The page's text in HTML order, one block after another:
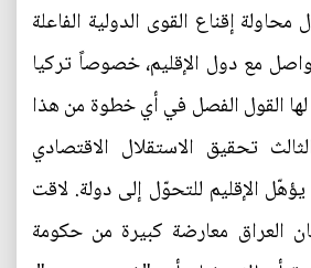
إقناع القوى الدولية الفاعلة
مع دول الإقليم، خصوصاً تركيا
القول الفصل في أي خطوة من هذا
تحقيق الاستقلال الاقتصادي
يؤهّل الإقليم للتحوّل إلى دولة. لاقت
العراق معارضة كبيرة من حكومة